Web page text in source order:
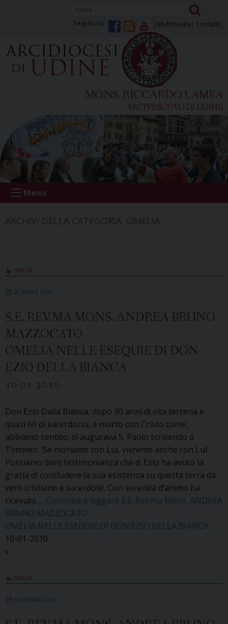
Multimedia Contatti
Seguici su
MONS. RICCARDO LAMBA
ARCIVESCOVO DI UDINE
Menu
OMELIA
20 APRILE 2010
S.E. REV.MA MONS. ANDREA BRUNO
MAZZOCATO
OMELIA NELLE ESEQUIE DI DON
EZIO DELLA BIANCA
10-01-2010
Don Ezio Dalla Bianca, dopo 90 anni di vita terrena e
quasi 60 di sacerdozio, è morto con Cristo come,
abbiamo sentito, si augurava S. Paolo scrivendo a
Timoteo: ‘Se moriamo con Lui, vivremo anche con Lui’.
Possiamo dare testimonianza che d. Ezio ha avuto la
grazia di concludere la sua esistenza su questa terra da
vero cristiano e sacerdote. Con serenità d’animo ha
ricevuto … Continua a leggere S.E. Rev.ma Mons. ANDREA
BRUNO MAZZOCATO
OMELIA NELLE ESEQUIE DI DON EZIO DELLA BIANCA
10-01-2010
»
OMELIA
6 GENNAIO 2010